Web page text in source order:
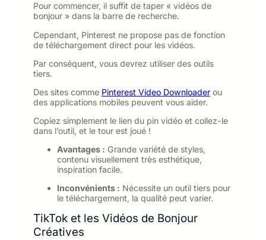
Pour commencer, il suffit de taper « vidéos de
bonjour » dans la barre de recherche.
Cependant, Pinterest ne propose pas de fonction
de téléchargement direct pour les vidéos.
Par conséquent, vous devrez utiliser des outils
tiers.
Des sites comme Pinterest Video Downloader ou
des applications mobiles peuvent vous aider.
Copiez simplement le lien du pin vidéo et collez-le
dans l’outil, et le tour est joué !
Avantages : Grande variété de styles,
contenu visuellement très esthétique,
inspiration facile.
Inconvénients : Nécessite un outil tiers pour
le téléchargement, la qualité peut varier.
TikTok et les Vidéos de Bonjour
Créatives